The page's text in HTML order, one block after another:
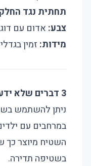
תחתית נגד
צבע: אדום עם
מידות: זמין
3 דברים שלא ידעתם על השטיח:
ניתן להשתמש
במרחבים עם
השטיח מיוצר כך
בשטיפה תדירה.